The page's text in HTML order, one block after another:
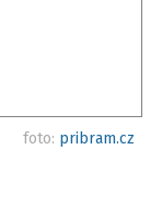
foto: pribram.cz